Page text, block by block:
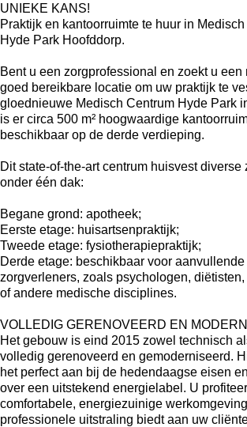
UNIEKE KANS!
Praktijk en kantoorruimte te huur in
Hyde Park Hoofddorp.
Bent u een zorgprofessional en zoekt u een
goed bereikbare locatie om uw praktijk te
gloednieuwe Medisch Centrum Hyde Park
is er circa 500 m² hoogwaardige
beschikbaar op de derde verdieping.
Dit state-of-the-art centrum huisvest diverse
onder één dak:
Begane grond: apotheek;
Eerste etage: huisartsenpraktijk;
Tweede etage: fysiotherapiepraktijk;
Derde etage: beschikbaar voor aanvullende
zorgverleners, zoals psychologen,
of andere medische disciplines.
VOLLEDIG GERENOVEERD EN MODERN
Het gebouw is eind 2015 zowel technisch
volledig gerenoveerd en gemoderniseerd.
het perfect aan bij de hedendaagse eisen
over een uitstekend energielabel. U
comfortabele, energiezuinige
professionele uitstraling biedt aan uw